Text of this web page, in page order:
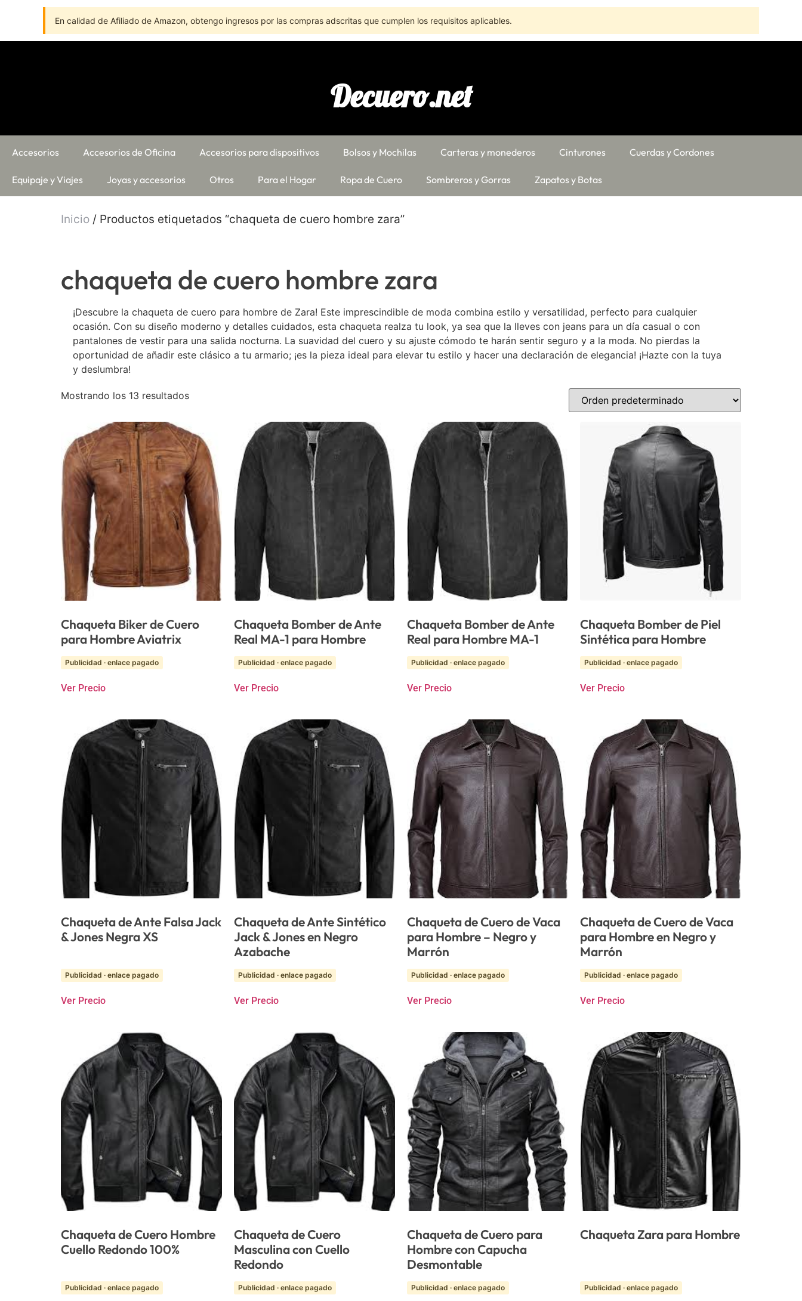
En calidad de Afiliado de Amazon, obtengo ingresos por las compras adscritas que cumplen los requisitos aplicables.
Decuero.net
Accesorios Accesorios de Oficina Accesorios para dispositivos Bolsos y Mochilas Carteras y monederos Cinturones Cuerdas y Cordones
Equipaje y Viajes Joyas y accesorios Otros Para el Hogar Ropa de Cuero Sombreros y Gorras Zapatos y Botas
Inicio / Productos etiquetados “chaqueta de cuero hombre zara”
chaqueta de cuero hombre zara
¡Descubre la chaqueta de cuero para hombre de Zara! Este imprescindible de moda combina estilo y versatilidad, perfecto para cualquier
ocasión. Con su diseño moderno y detalles cuidados, esta chaqueta realza tu look, ya sea que la lleves con jeans para un día casual o con
pantalones de vestir para una salida nocturna. La suavidad del cuero y su ajuste cómodo te harán sentir seguro y a la moda. No pierdas la
oportunidad de añadir este clásico a tu armario; ¡es la pieza ideal para elevar tu estilo y hacer una declaración de elegancia! ¡Hazte con la tuya
y deslumbra!
Mostrando los 13 resultados
Chaqueta Biker de Cuero
para Hombre Aviatrix
Publicidad · enlace pagado
Ver Precio
Chaqueta Bomber de Ante
Real MA-1 para Hombre
Publicidad · enlace pagado
Ver Precio
Chaqueta Bomber de Ante
Real para Hombre MA-1
Publicidad · enlace pagado
Ver Precio
Chaqueta Bomber de Piel
Sintética para Hombre
Publicidad · enlace pagado
Ver Precio
Chaqueta de Ante Falsa Jack
& Jones Negra XS
Publicidad · enlace pagado
Ver Precio
Chaqueta de Ante Sintético
Jack & Jones en Negro
Azabache
Publicidad · enlace pagado
Ver Precio
Chaqueta de Cuero de Vaca
para Hombre – Negro y
Marrón
Publicidad · enlace pagado
Ver Precio
Chaqueta de Cuero de Vaca
para Hombre en Negro y
Marrón
Publicidad · enlace pagado
Ver Precio
Chaqueta de Cuero Hombre
Cuello Redondo 100%
Publicidad · enlace pagado
Chaqueta de Cuero
Masculina con Cuello
Redondo
Publicidad · enlace pagado
Chaqueta de Cuero para
Hombre con Capucha
Desmontable
Publicidad · enlace pagado
Chaqueta Zara para Hombre
Publicidad · enlace pagado